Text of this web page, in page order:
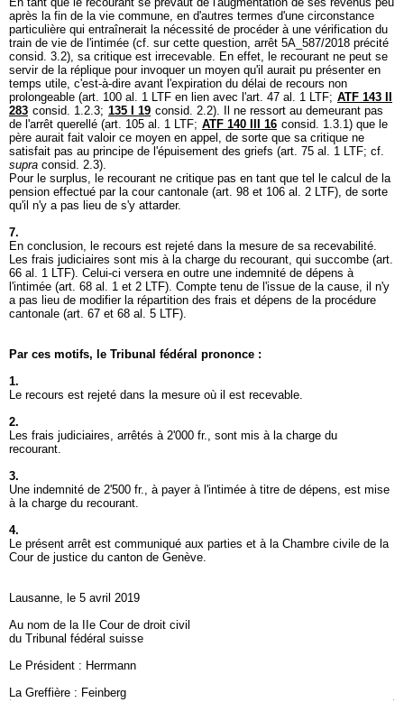
après la fin de la vie commune, en d'autres termes d'une circonstance
particulière qui entraînerait la nécessité de procéder à une vérification du
train de vie de l'intimée (cf. sur cette question, arrêt 5A_587/2018 précité
consid. 3.2), sa critique est irrecevable. En effet, le recourant ne peut se
servir de la réplique pour invoquer un moyen qu'il aurait pu présenter en
temps utile, c'est-à-dire avant l'expiration du délai de recours non
prolongeable (art. 100 al. 1 LTF en lien avec l'art. 47 al. 1 LTF; ATF 143 II
283 consid. 1.2.3; 135 I 19 consid. 2.2). Il ne ressort au demeurant pas
de l'arrêt querellé (art. 105 al. 1 LTF; ATF 140 III 16 consid. 1.3.1) que le
père aurait fait valoir ce moyen en appel, de sorte que sa critique ne
satisfait pas au principe de l'épuisement des griefs (art. 75 al. 1 LTF; cf.
supra consid. 2.3).
Pour le surplus, le recourant ne critique pas en tant que tel le calcul de la
pension effectué par la cour cantonale (art. 98 et 106 al. 2 LTF), de sorte
qu'il n'y a pas lieu de s'y attarder.
7.
En conclusion, le recours est rejeté dans la mesure de sa recevabilité.
Les frais judiciaires sont mis à la charge du recourant, qui succombe (art.
66 al. 1 LTF). Celui-ci versera en outre une indemnité de dépens à
l'intimée (art. 68 al. 1 et 2 LTF). Compte tenu de l'issue de la cause, il n'y
a pas lieu de modifier la répartition des frais et dépens de la procédure
cantonale (art. 67 et 68 al. 5 LTF).
Par ces motifs, le Tribunal fédéral prononce :
1.
Le recours est rejeté dans la mesure où il est recevable.
2.
Les frais judiciaires, arrêtés à 2'000 fr., sont mis à la charge du
recourant.
3.
Une indemnité de 2'500 fr., à payer à l'intimée à titre de dépens, est mise
à la charge du recourant.
4.
Le présent arrêt est communiqué aux parties et à la Chambre civile de la
Cour de justice du canton de Genève.
Lausanne, le 5 avril 2019
Au nom de la IIe Cour de droit civil
du Tribunal fédéral suisse
Le Président : Herrmann
La Greffière : Feinberg